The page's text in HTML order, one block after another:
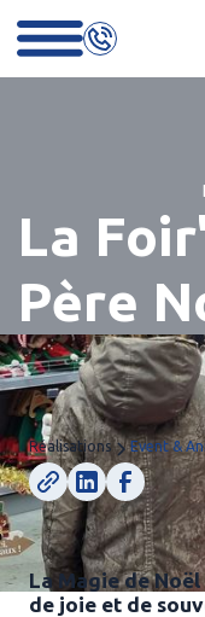
La
Père
Réalisations Event &
La Magie de
de joie et de